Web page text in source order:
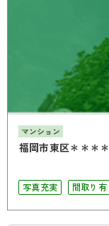
マンション
福岡市東区＊＊＊＊
写真充実
間取り有